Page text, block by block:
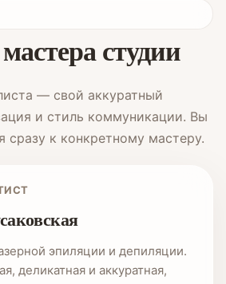
студии
— свой аккуратный
и стиль коммуникации. Вы
сразу к конкретному мастеру.
эпиляции и депиляции.
деликатная и аккуратная,